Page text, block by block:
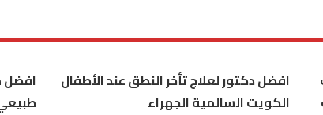
افضل دكتور لعلاج تأخر النطق عند الأطفال
الكويت السالمية الجهراء
افضل